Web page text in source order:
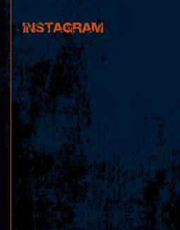
INSTAGRAM